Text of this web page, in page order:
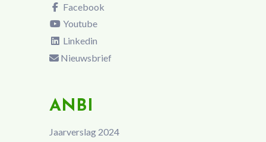
Facebook
Youtube
Linkedin
Nieuwsbrief
ANBI
Jaarverslag 2024